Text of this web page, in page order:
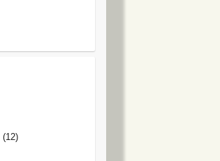
(12)